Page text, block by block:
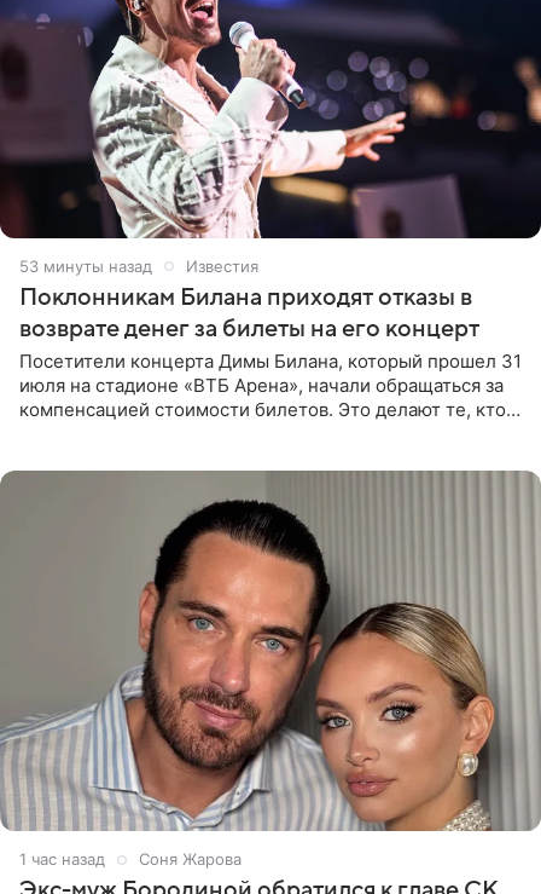
53 минуты назад Известия
Поклонникам Билана приходят отказы в
возврате денег за билеты на его концерт
Посетители концерта Димы Билана, который прошел 31
июля на стадионе «ВТБ Арена», начали обращаться за
компенсацией стоимости билетов. Это делают те, кто
1 час назад Соня Жарова